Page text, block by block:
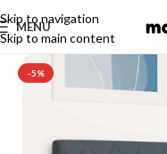
Skip to navigation
Skip to main content
MENU
-5%